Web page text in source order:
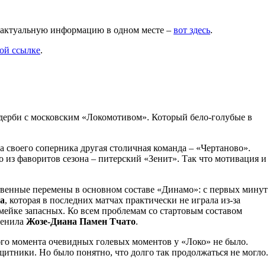
информацию в одном месте – вот здесь.
ссылке.
с московским «Локомотивом». Который бело-голубые в
соперника другая столичная команда – «Чертаново».
фаворитов сезона – питерский «Зенит». Так что мотивация и
перемены в основном составе «Динамо»: с первых минут
, которая в последних матчах практически не играла из-за
запасных. Ко всем проблемам со стартовым составом
Жозе-Диана Памен Тчато.
момента очевидных голевых моментов у «Локо» не было.
Но было понятно, что долго так продолжаться не могло.